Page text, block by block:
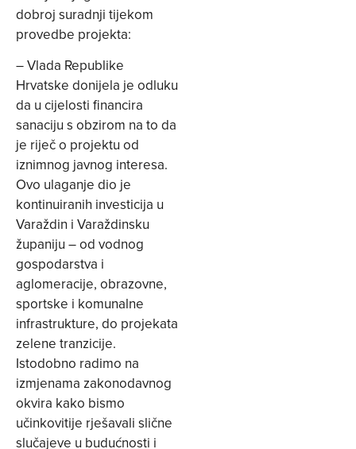
dobroj suradnji tijekom
provedbe projekta:
– Vlada Republike
Hrvatske donijela je odluku
da u cijelosti financira
sanaciju s obzirom na to da
je riječ o projektu od
iznimnog javnog interesa.
Ovo ulaganje dio je
kontinuiranih investicija u
Varaždin i Varaždinsku
županiju – od vodnog
gospodarstva i
aglomeracije, obrazovne,
sportske i komunalne
infrastrukture, do projekata
zelene tranzicije.
Istodobno radimo na
izmjenama zakonodavnog
okvira kako bismo
učinkovitije rješavali slične
slučajeve u budućnosti i